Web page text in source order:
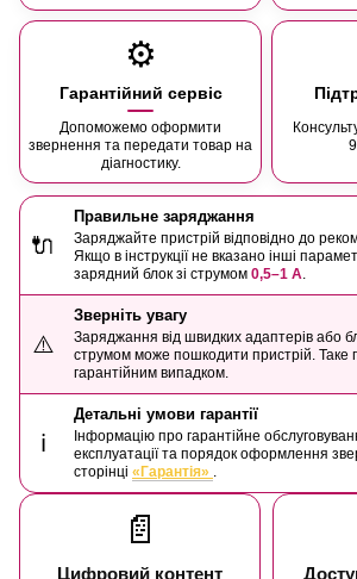
⚙️
Гарантійний сервіс
Допоможемо оформити
звернення та передати товар на
діагностику.
🔌
Правильне заряджання
Заряджайте пристрій відповідно до
Якщо в інструкції не вказано інші
зарядний блок зі струмом 0,5–1 А.
⚠️
Зверніть увагу
Заряджання від швидких адаптерів або
струмом може пошкодити пристрій.
гарантійним випадком.
ℹ️
Детальні умови гарантії
Інформацію про гарантійне
експлуатації та порядок оформлення
сторінці «Гарантія» .
📄
Цифровий контент